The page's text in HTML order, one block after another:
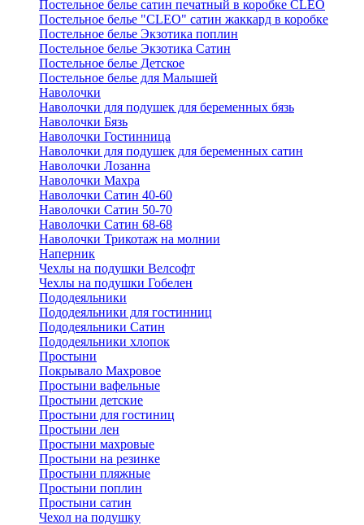
Постельное белье сатин печатный в коробке CLEO
Постельное белье "CLEO" сатин жаккард в коробке
Постельное белье Экзотика поплин
Постельное белье Экзотика Сатин
Постельное белье Детское
Постельное белье для Малышей
Наволочки
Наволочки для подушек для беременных бязь
Наволочки Бязь
Наволочки Гостинница
Наволочки для подушек для беременных сатин
Наволочки Лозанна
Наволочки Махра
Наволочки Сатин 40-60
Наволочки Сатин 50-70
Наволочки Сатин 68-68
Наволочки Трикотаж на молнии
Наперник
Чехлы на подушки Велсофт
Чехлы на подушки Гобелен
Пододеяльники
Пододеяльники для гостинниц
Пододеяльники Сатин
Пододеяльники хлопок
Простыни
Покрывало Махровое
Простыни вафельные
Простыни детские
Простыни для гостиниц
Простыни лен
Простыни махровые
Простыни на резинке
Простыни пляжные
Простыни поплин
Простыни сатин
Чехол на подушку